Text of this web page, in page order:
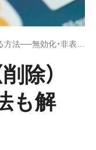
除）
も解